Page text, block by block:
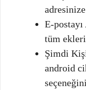
E-postayı
tüm
Şimdi
android